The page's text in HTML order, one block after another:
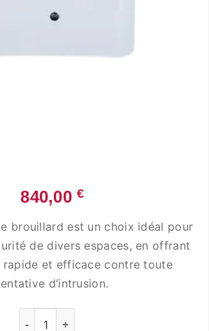
840,00€
brouillard est un choix idéal pour
de divers espaces, en offrant
rapide et efficace contre toute
d’intrusion.